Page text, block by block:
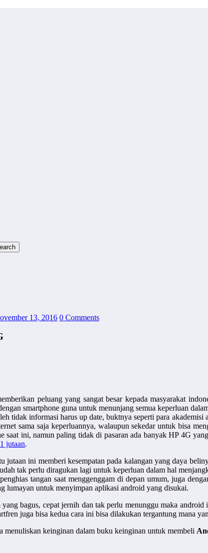
13, 2016 0 Comments
peluang yang sangat besar kepada masyarakat
smartphone guna untuk menunjang semua keperluan
tidak informasi harus up date, buktnya seperti para
sama saja keperluannya, walaupun sekedar untuk bisa
saat ini, namun paling tidak di pasaran ada banyak HP 4G
jutaan.
jutaan ini memberi kesempatan pada kalangan yang daya
tak perlu diragukan lagi untuk keperluan dalam hal
tangan saat menggenggam di depan umum, juga
lumayan untuk menyimpan aplikasi android yang disukai.
bagus, cepat jernih dan tak perlu menunggu maka
juga bisa kedua cara ini bisa dilakukan tergantung mana
menuliskan keinginan dalam buku keinginan untuk membeli